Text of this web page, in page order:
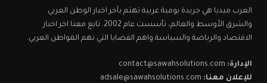
العرب ميديا هي جريدة يومية عربية تهتم بآخر اخبار الوطن العربي
والشرق الأوسط والعالم، تأسست عام 2002. تابع معنا اخر اخبار
الاقتصاد والرياضة والسياسة واهم القضايا التي تهم المواطن العربي.
الإدارة: contact@sawahsolutions.com
للإعلان معنا: adsale@sawahsolutions.com